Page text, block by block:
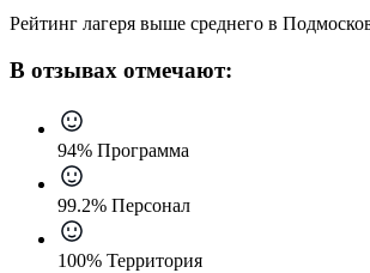
Рейтинг лагеря выше среднего в
В отзывах отмечают:
94% Программа
99.2% Персонал
100% Территория